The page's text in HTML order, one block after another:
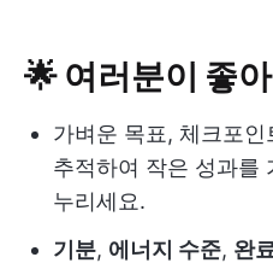
🌟 여러분이 좋
가벼운 목표, 체크포인
추적하여 작은 성과를
누리세요.
기분, 에너지 수준, 완